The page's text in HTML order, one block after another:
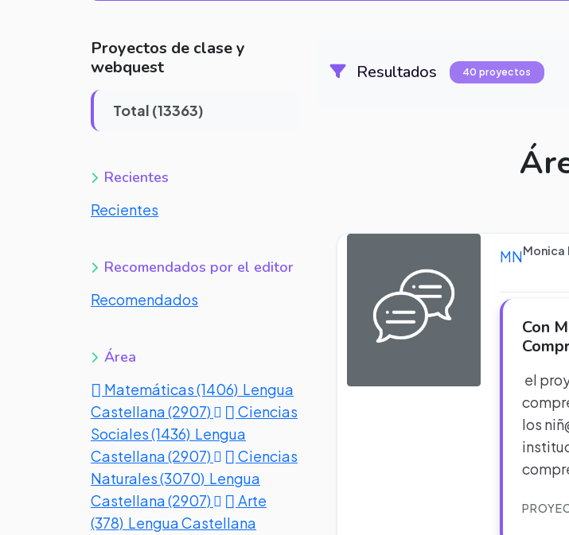
Proyectos de clase y
webquest
Total (13363)
Recientes
Recientes
Recomendados por el editor
Recomendados
Área
Matemáticas (1406) Lengua
Castellana (2907)
Ciencias
Sociales (1436) Lengua
Castellana (2907)
Ciencias
Naturales (3070) Lengua
Castellana (2907)
Arte
(378) Lengua Castellana
Resultados 40 proyectos
MNMonica
Con
el
los